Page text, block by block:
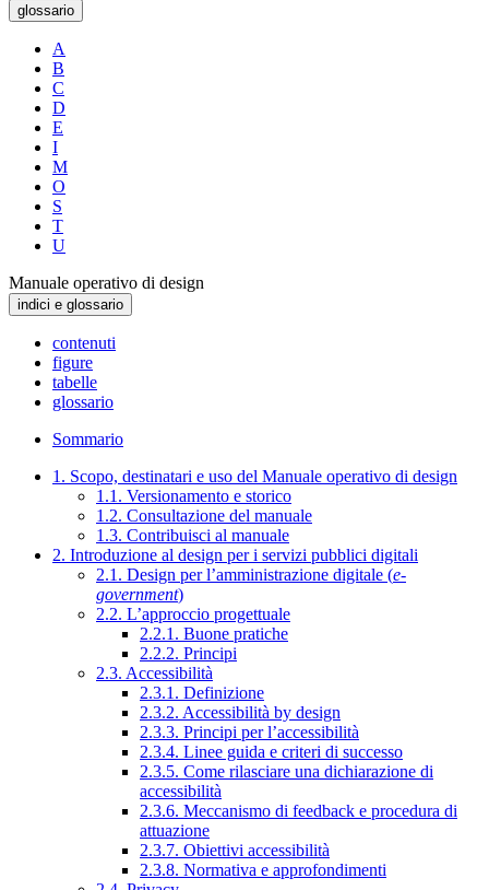
glossario
A
B
C
D
E
I
M
O
S
T
U
Manuale operativo di design
indici e glossario
contenuti
figure
tabelle
glossario
Sommario
1. Scopo, destinatari e uso del Manuale operativo di design
1.1. Versionamento e storico
1.2. Consultazione del manuale
1.3. Contribuisci al manuale
2. Introduzione al design per i servizi pubblici digitali
2.1. Design per l’amministrazione digitale (e-
government)
2.2. L’approccio progettuale
2.2.1. Buone pratiche
2.2.2. Principi
2.3. Accessibilità
2.3.1. Definizione
2.3.2. Accessibilità by design
2.3.3. Principi per l’accessibilità
2.3.4. Linee guida e criteri di successo
2.3.5. Come rilasciare una dichiarazione di
accessibilità
2.3.6. Meccanismo di feedback e procedura di
attuazione
2.3.7. Obiettivi accessibilità
2.3.8. Normativa e approfondimenti